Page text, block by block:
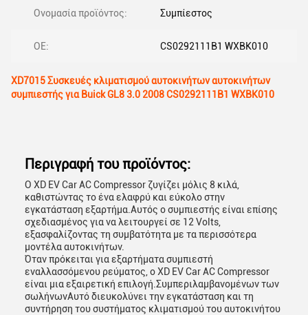
Ονομασία προϊόντος: Συμπίεστος
ΟΕ: CS0292111B1 WXBK010
XD7015 Συσκευές κλιματισμού αυτοκινήτων αυτοκινήτων
συμπιεστής για Buick GL8 3.0 2008 CS0292111B1 WXBK010
Περιγραφή του προϊόντος:
Ο XD EV Car AC Compressor ζυγίζει μόλις 8 κιλά,
καθιστώντας το ένα ελαφρύ και εύκολο στην
εγκατάσταση εξαρτήμα.Αυτός ο συμπιεστής είναι επίσης
σχεδιασμένος για να λειτουργεί σε 12 Volts,
εξασφαλίζοντας τη συμβατότητα με τα περισσότερα
μοντέλα αυτοκινήτων.
Όταν πρόκειται για εξαρτήματα συμπιεστή
εναλλασσόμενου ρεύματος, ο XD EV Car AC Compressor
είναι μια εξαιρετική επιλογή.Συμπεριλαμβανομένων των
σωλήνωνΑυτό διευκολύνει την εγκατάσταση και τη
συντήρηση του συστήματος κλιματισμού του αυτοκινήτου